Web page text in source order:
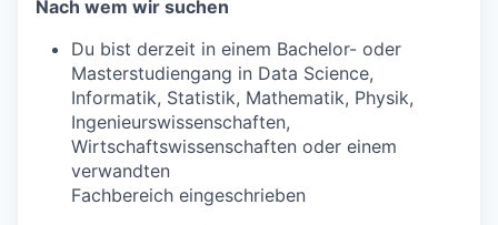
Nach wem wir suchen
Du bist derzeit in einem Bachelor- oder
Masterstudiengang in Data Science,
Informatik, Statistik, Mathematik, Physik,
Ingenieurswissenschaften,
Wirtschaftswissenschaften oder einem
verwandten
Fachbereich eingeschrieben